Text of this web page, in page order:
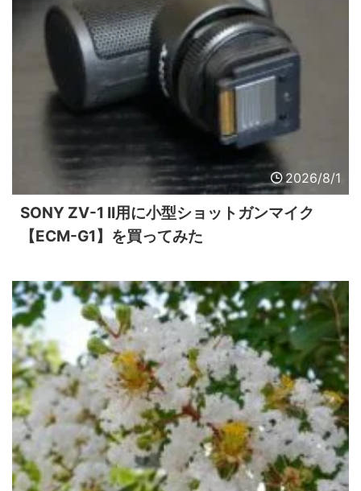
2026/8/1
SONY ZV-1 II用に小型ショットガンマイク
【ECM-G1】を買ってみた